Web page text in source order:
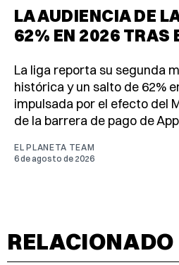
LA AUDIENCIA DE
62% EN 2026 TRAS
La liga reporta su segunda
histórica y un salto de 62%
impulsada por el efecto del
de la barrera de pago de
EL PLANETA TEAM
6 de agosto de 2026
RELACIONADO